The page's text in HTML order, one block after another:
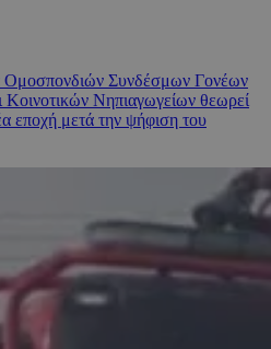
Συνδέσμων Γονέων
Νηπιαγωγείων θεωρεί
εποχή μετά την ψήφιση του